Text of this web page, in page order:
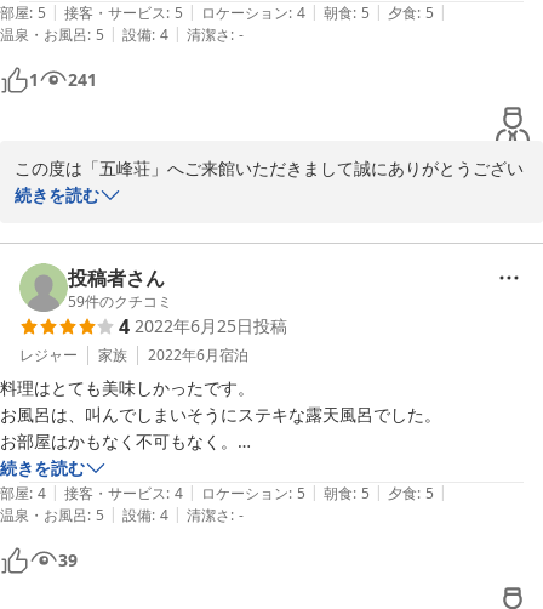
す。
それと、何と言ってもお風呂です。
男湯（内湯×1、露天×2）、女湯（内湯×1、露天×1）が入れ替えあり、
更に貸しきり湯×1（内湯、有料）で6つのお風呂に入れますが、近くの
姉妹旅館であるみやま荘の大きな露天風呂にも入れちゃいます！！
お風呂三昧で、ふやけてしまいそうでしたが、とても楽しい一泊が出来
ました。コストパフォーマンス的にも、大大満足でした。
また、秋か冬にでも伺いたいと思います。
部屋: 5 | 接客・サービス: 5 | ロケーション: 4 | 朝食: 5 | 夕食: 5 |
温泉・お風呂: 5 | 設備: 4 | 清潔さ: -
1 241
この度は「五峰荘」へご来館いただきまして誠にありがとうござい
ました。
した。
温泉もご堪能いただけたご様子で、ふやけてしまいそうのお言葉に
ほっこりいたしました。
「三大美人の湯」とも言われる「炭酸水素塩泉」と「硫酸塩泉」の
温泉に入りにまた是非お越しくださいませ。
スタッフ一同お帰りを心よりお待ち申し上げております。
2022-08-15
続きを読む
投稿者さん
59件のクチコミ
4 2022年6月25日投稿
レジャー 家族 2022年6月宿泊
料理はとても美味しかったです。
お風呂は、叫んでしまいそうにステキな露天風呂でした。
お部屋はかもなく不可もなく。
気になったのは、朝食中にお布団を片付けていただいたのですが、洗濯
物が部屋の中に放り投げられていたり、布団を押し入れにいれたまま閉
めない状態のままだったことにビックリしました。残念
続きを読む
部屋: 4 | 接客・サービス: 4 | ロケーション: 5 | 朝食: 5 | 夕食: 5 |
温泉・お風呂: 5 | 設備: 4 | 清潔さ: -
39